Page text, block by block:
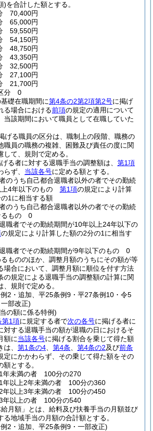
)を合計した額とする。
70,400円
65,000円
59,550円
54,150円
48,750円
43,350円
32,500円
27,100円
21,700円
分 0
礎在職期間に第4条の2第2項第2号に掲げ
る場合における前項の規定の適用について
当該期間において職員として在職していた
げる職員の区分は、職制上の段階、職務の
職員の職務の複雑、困難及び責任の度に関
して、規則で定める。
る者に対する退職手当の調整額は、 第1項
ず、 当該各号に定める額とする。
のうち自己都合退職者以外の者でその勤続
上4年以下のもの 第1項の規定により計算
1に相当する額
のうち自己都合退職者以外の者でその勤続
るもの 0
職者でその勤続期間が10年以上24年以下の
の規定により計算した額の2分の1に相当す
職者でその勤続期間が9年以下のもの 0
もののほか、調整月額のうちにその額が等
場合において、調整月額に順位を付す方法
の規定による退職手当の調整額の計算に関
、規則で定める。
2・追加、平25条例9・平27条例10・令5
部改正)
の額に係る特例)
第1項に規定する者で次の各号に掲げる者に
対する退職手当の額が退職の日におけるそ
額に当該各号に掲げる割合を乗じて得た額
、 第1条の4 第4条 第4条の2及び前条
定にかかわらず、その乗じて得た額をその
とする。
年未満の者 100分の270
年以上2年未満の者 100分の360
年以上3年未満の者 100分の450
年以上の者 100分の540
月額」とは、給料及び扶養手当の月額並び
る地域手当の月額の合計額とする。
2・追加、平25条例9・一部改正)